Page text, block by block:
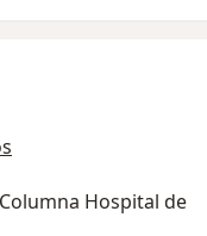
Hospital de